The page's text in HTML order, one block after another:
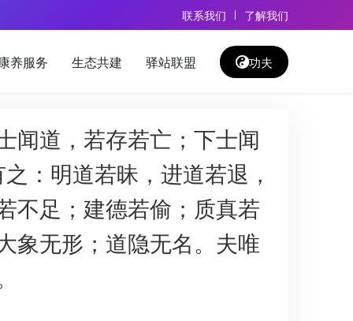
联系我们 了解我们
康养服务 生态共建 驿站联盟 功夫
闻道，若存若亡；下士闻
：明道若昧，进道若退，
不足；建德若偷；质真若
象无形；道隐无名。夫唯